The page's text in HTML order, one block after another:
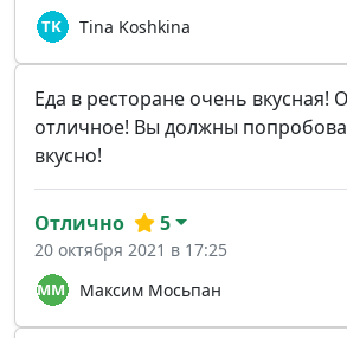
Tina Koshkina
Еда в ресторане очень вкусная!
отличное! Вы должны
вкусно!
Максим Мосьпан
Отлично 5
20 октября 2021 в 17:25